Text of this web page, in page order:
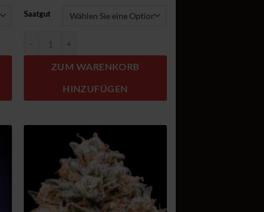
Saatgut
ZUM WARENKORB
HINZUFÜGEN
Wunschzettel
hinzufügen